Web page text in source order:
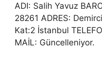
ADI: Salih Yavuz
28261 ADRES:
Kat:2 İstanbul
MAİL: Güncelleniyor.